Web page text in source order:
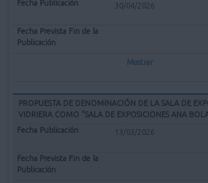
30/04/2026
Mostrar
PROPUESTA DE DENOMINACIÓN DE LA SALA DE
VIDRIERA COMO "SALA DE EXPOSICIONES ANA
13/03/2026